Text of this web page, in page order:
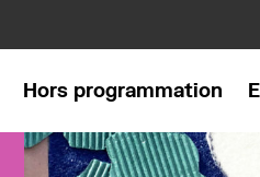
Hors programmation